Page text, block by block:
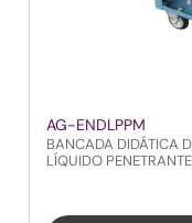
AG-ENDLPPM
BANCADA DIDÁTICA
LÍQUIDO